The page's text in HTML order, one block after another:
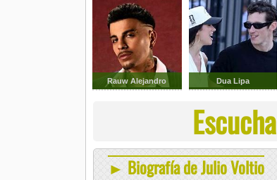
Rauw Alejandro Dua Lipa
► Biografía de Julio Voltio